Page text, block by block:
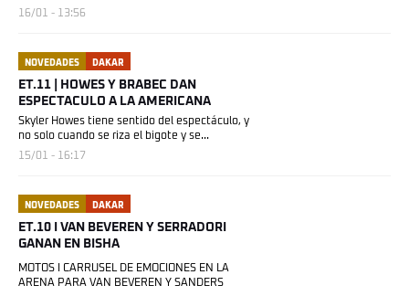
16/01 - 13:56
NOVEDADES DAKAR
ET.11 | HOWES Y BRABEC DAN
ESPECTACULO A LA AMERICANA
Skyler Howes tiene sentido del espectáculo, y
no solo cuando se riza el bigote y se...
15/01 - 16:17
NOVEDADES DAKAR
ET.10 I VAN BEVEREN Y SERRADORI
GANAN EN BISHA
MOTOS I CARRUSEL DE EMOCIONES EN LA
ARENA PARA VAN BEVEREN Y SANDERS